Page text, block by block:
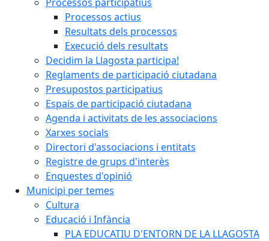
Processos actius
Resultats dels processos
Execució dels resultats
Decidim la Llagosta participa!
Reglaments de participació ciutadana
Presupostos participatius
Espais de participació ciutadana
Agenda i activitats de les associacions
Xarxes socials
Directori d'associacions i entitats
Registre de grups d'interès
Enquestes d'opinió
Municipi per temes
Cultura
Educació i Infància
PLA EDUCATIU D'ENTORN DE LA LLAGOSTA